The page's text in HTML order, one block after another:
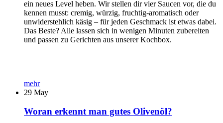
ein neues Level heben. Wir stellen dir vier Saucen vor, die du
kennen musst: cremig, würzig, fruchtig-aromatisch oder
unwiderstehlich käsig – für jeden Geschmack ist etwas dabei.
Das Beste? Alle lassen sich in wenigen Minuten zubereiten
und passen zu Gerichten aus unserer Kochbox.
mehr
29 May
Woran erkennt man gutes Olivenöl?